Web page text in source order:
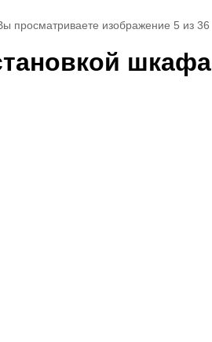
Вы просматриваете изображение 5 из 36
шкафа